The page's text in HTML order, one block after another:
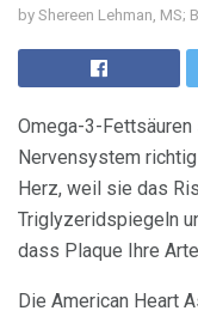
by Shereen Lehman, MS;
Omega-3-Fettsäuren
Nervensystem
Herz, weil sie das
Triglyzeridspiegeln
dass Plaque Ihre
Die American Heart